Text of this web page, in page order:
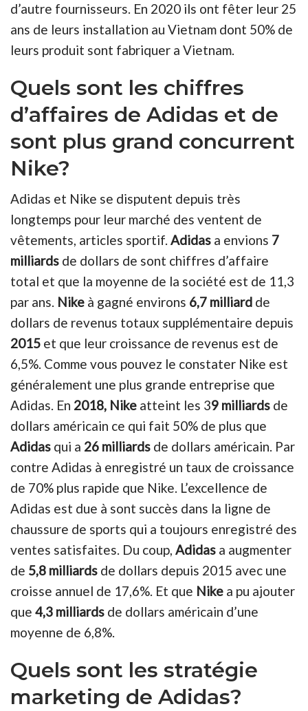
d’autre fournisseurs. En 2020 ils ont fêter leur 25
ans de leurs installation au Vietnam dont 50% de
leurs produit sont fabriquer a Vietnam.
Quels sont les chiffres
d’affaires de Adidas et de
sont plus grand concurrent
Nike?
Adidas et Nike se disputent depuis très
longtemps pour leur marché des ventent de
vêtements, articles sportif. Adidas a envions 7
milliards de dollars de sont chiffres d’affaire
total et que la moyenne de la société est de 11,3
par ans. Nike à gagné environs 6,7 milliard de
dollars de revenus totaux supplémentaire depuis
2015 et que leur croissance de revenus est de
6,5%. Comme vous pouvez le constater Nike est
généralement une plus grande entreprise que
Adidas. En 2018, Nike atteint les 39 milliards de
dollars américain ce qui fait 50% de plus que
Adidas qui a 26 milliards de dollars américain. Par
contre Adidas à enregistré un taux de croissance
de 70% plus rapide que Nike. L’excellence de
Adidas est due à sont succès dans la ligne de
chaussure de sports qui a toujours enregistré des
ventes satisfaites. Du coup, Adidas a augmenter
de 5,8 milliards de dollars depuis 2015 avec une
croisse annuel de 17,6%. Et que Nike a pu ajouter
que 4,3 milliards de dollars américain d’une
moyenne de 6,8%.
Quels sont les stratégie
marketing de Adidas?